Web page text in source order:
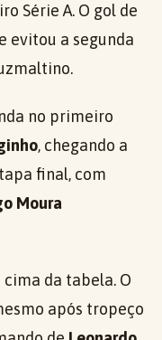
Série A. O gol de
evitou a segunda
no primeiro
, chegando a
final, com
Moura
da tabela. O
após tropeço